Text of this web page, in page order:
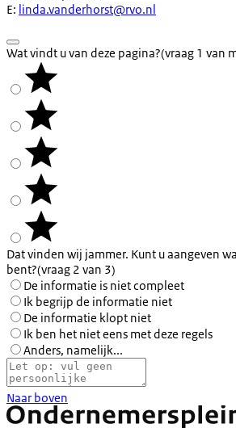
E: linda.vanderhorst@rvo.nl
Wat vindt u van deze pagina?(vraag 1 van
Dat vinden wij jammer. Kunt u aangeven
bent?(vraag 2 van 3)
De informatie is niet compleet
Ik begrijp de informatie niet
De informatie klopt niet
Ik ben het niet eens met deze regels
Anders, namelijk...
Naar boven